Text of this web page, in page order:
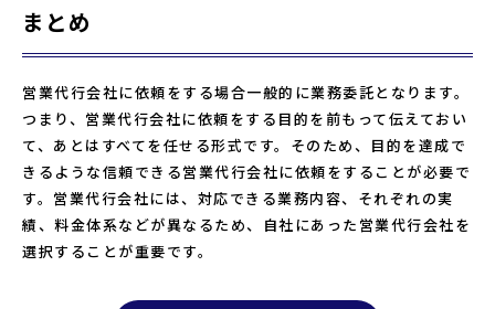
まとめ
営業代行会社に依頼をする場合一般的に業務委託となります。
つまり、営業代行会社に依頼をする目的を前もって伝えておい
て、あとはすべてを任せる形式です。そのため、目的を達成で
きるような信頼できる営業代行会社に依頼をすることが必要で
す。営業代行会社には、対応できる業務内容、それぞれの実
績、料金体系などが異なるため、自社にあった営業代行会社を
選択することが重要です。